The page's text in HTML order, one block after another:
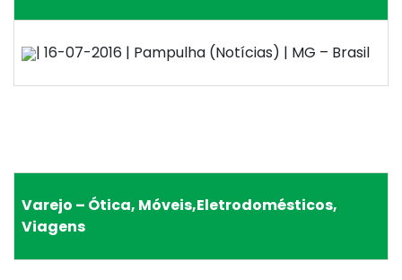
| 16-07-2016 | Pampulha (Notícias) | MG – Brasil
Varejo – Ótica, Móveis,Eletrodomésticos,
Viagens